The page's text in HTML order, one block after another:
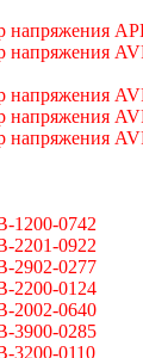
напряжения
напряжения
напряжения
напряжения
напряжения
1200-0742
2201-0922
2902-0277
2200-0124
2002-0640
3900-0285
3200-0110